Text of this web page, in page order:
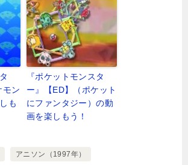
モン
も
『ポケットモンスタ
ー』【ED】（ポケット
にファンタジー）の動
画を楽しもう！
アニソン（1997年）